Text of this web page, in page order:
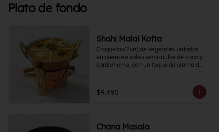
Plato de fondo
Shahi Malai Kofta
Croquetas(2un) de vegetales untadas
en cremosa salsa semi-dulce de coco y
cardamomo, con un toque de crema de
$9.490
Chana Masala